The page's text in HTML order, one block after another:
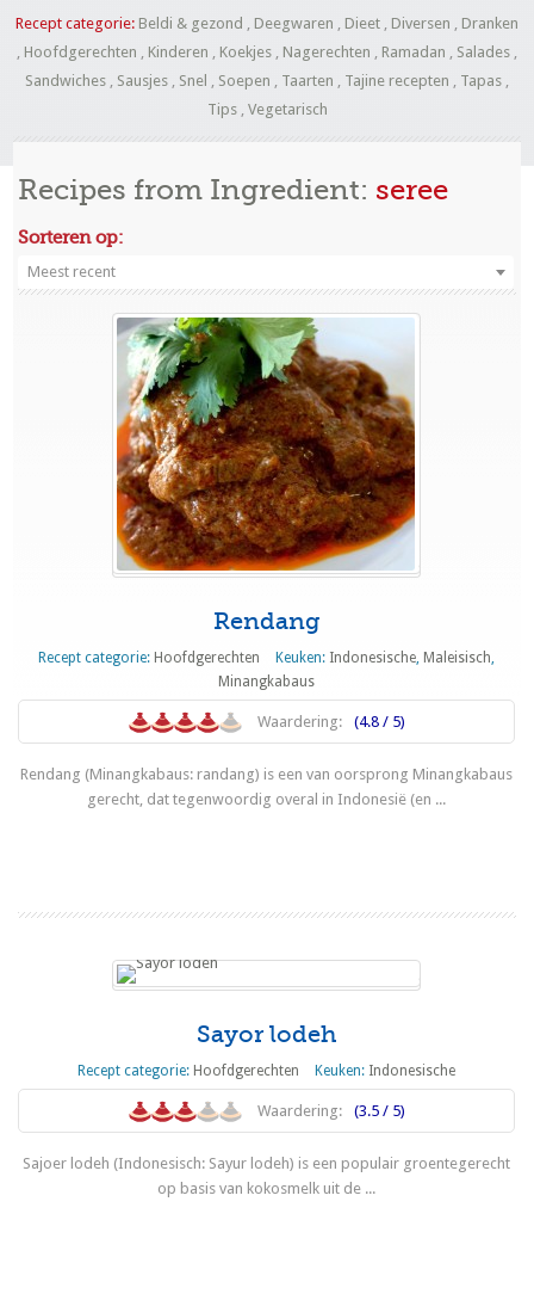
Recept categorie: Beldi & gezond , Deegwaren , Dieet , Diversen , Dranken
, Hoofdgerechten , Kinderen , Koekjes , Nagerechten , Ramadan , Salades ,
Sandwiches , Sausjes , Snel , Soepen , Taarten , Tajine recepten , Tapas ,
Tips, Vegetarisch
Recipes from Ingredient: seree
Sorteren op:
Meest recent
Rendang
Recept categorie: Hoofdgerechten Keuken: Indonesische, Maleisisch,
Minangkabaus
Waardering: (4.8 / 5)
Rendang (Minangkabaus: randang) is een van oorsprong Minangkabaus
gerecht, dat tegenwoordig overal in Indonesië (en ...
Sayor lodeh
Recept categorie: Hoofdgerechten Keuken: Indonesische
Waardering: (3.5 / 5)
Sajoer lodeh (Indonesisch: Sayur lodeh) is een populair groentegerecht
op basis van kokosmelk uit de ...